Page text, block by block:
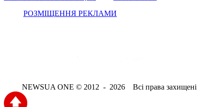
РОЗМІЩЕННЯ РЕКЛАМИ
NEWSUA ONE © 2012 - 2026 Всі права захищені